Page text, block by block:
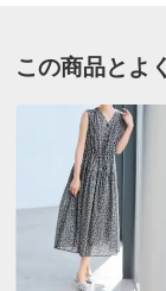
■色：ブラック系
■素材：ポリエ
■後ろ中心ホッ
■両脇2個ポケッ
■原産国：日本
■商品により、
東京都 60代以
品の良い少し
入りました。
背中側が浮い
所でもあり）最
好で、9号に交
す。ただ、説
この商品とよ